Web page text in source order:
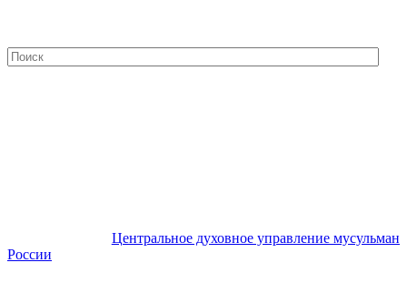
Центральное духовное управление мусульман
России